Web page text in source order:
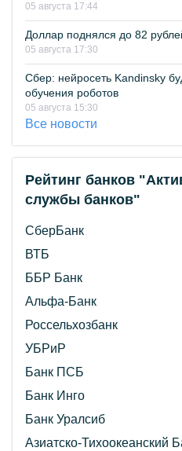
05 августа 17:44
Доллар поднялся до 82
05 августа 17:30
Сбер: нейросеть Kandinsky
обучения роботов
05 августа 15:30
Все новости
Рейтинг банков
службы банков"
СберБанк
ВТБ
ББР Банк
Альфа-Банк
Россельхозбанк
УБРиР
Банк ПСБ
Банк Инго
Банк Уралсиб
Азиатско-Тихоокеанский